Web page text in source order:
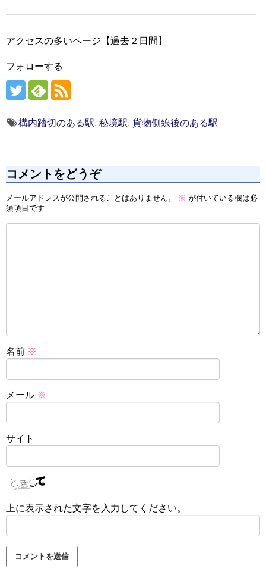
アクセスの多いページ【過去２日間】
フォローする
構内踏切のある駅, 秘境駅, 貨物側線後のある駅
コメントをどうぞ
メールアドレスが公開されることはありません。 ※ が付いている欄は必
須項目です
名前 ※
メール ※
サイト
上に表示された文字を入力してください。